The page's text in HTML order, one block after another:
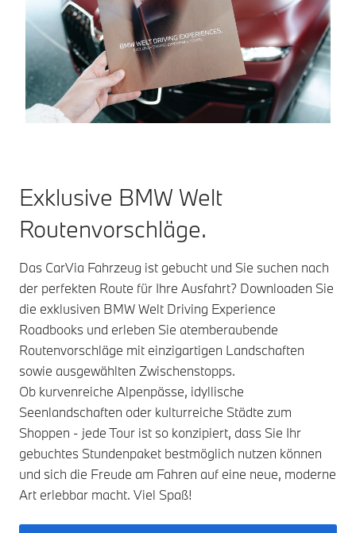
Exklusive BMW Welt
Routenvorschläge.
Das CarVia Fahrzeug ist gebucht und Sie suchen nach
der perfekten Route für Ihre Ausfahrt? Downloaden Sie
die exklusiven BMW Welt Driving Experience
Roadbooks und erleben Sie atemberaubende
Routenvorschläge mit einzigartigen Landschaften
sowie ausgewählten Zwischenstopps.
Ob kurvenreiche Alpenpässe, idyllische
Seenlandschaften oder kulturreiche Städte zum
Shoppen - jede Tour ist so konzipiert, dass Sie Ihr
gebuchtes Stundenpaket bestmöglich nutzen können
und sich die Freude am Fahren auf eine neue, moderne
Art erlebbar macht. Viel Spaß!